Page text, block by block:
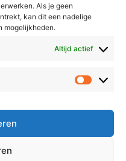
Als je geen
kan dit een nadelige
mogelijkheden.
Altijd actief